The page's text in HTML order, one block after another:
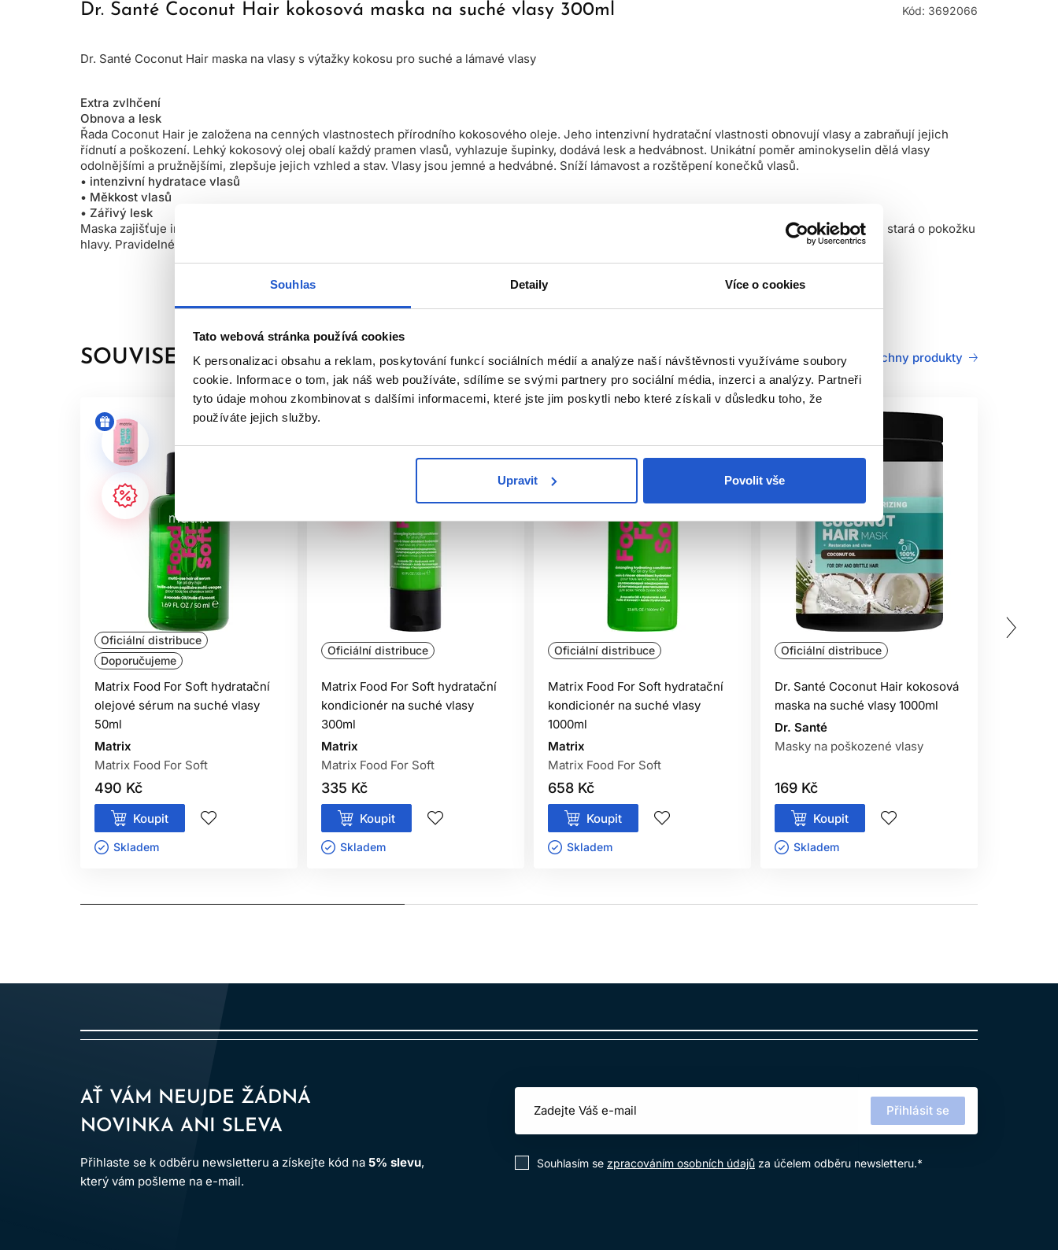
Souhlas Detaily Více o cookies
Tato webová stránka používá cookies
K personalizaci obsahu a reklam, poskytování funkcí sociálních médií a analýze naší návštěvnosti využíváme soubory
cookie. Informace o tom, jak náš web používáte, sdílíme se svými partnery pro sociální média, inzerci a analýzy. Partneři
tyto údaje mohou zkombinovat s dalšími informacemi, které jste jim poskytli nebo které získali v důsledku toho, že
používáte jejich služby.
Upravit Povolit vše
Dr. Santé Coconut Hair kokosová maska na suché vlasy 300ml Kód: 3692066
Dr. Santé Coconut Hair maska na vlasy s výtažky kokosu pro suché a lámavé vlasy
Extra zvlhčení
Obnova a lesk
Řada Coconut Hair je založena na cenných vlastnostech přírodního kokosového oleje. Jeho intenzivní hydratační vlastnosti obnovují vlasy a zabraňují jejich
řídnutí a poškození. Lehký kokosový olej obalí každý pramen vlasů, vyhlazuje šupinky, dodává lesk a hedvábnost. Unikátní poměr aminokyselin dělá vlasy
odolnějšími a pružnějšími, zlepšuje jejich vzhled a stav. Vlasy jsou jemné a hedvábné. Sníží lámavost a rozštěpení konečků vlasů.
• intenzivní hydratace vlasů
• Měkkost vlasů
• Zářivý lesk
Maska zajišťuje intenzivní výživu oslabených, poškozených, nadměrně suchých vlasů. Dodává vlasům zdravý vzhled. Kokosový olej se skutečně stará o pokožku
hlavy. Pravidelné používání masky pomáhá obnovit vlasy.
SOUVISEJÍCÍ PRODUKTY Všechny produkty
Oficiální distribuce
Doporučujeme
Matrix Food For Soft hydratační
olejové sérum na suché vlasy
50ml
Matrix
Matrix Food For Soft
490 Kč
Koupit
Skladem ㅤ
Oficiální distribuce
Matrix Food For Soft hydratační
kondicionér na suché vlasy
300ml
Matrix
Matrix Food For Soft
335 Kč
Koupit
Skladem ㅤ
Oficiální distribuce
Matrix Food For Soft hydratační
kondicionér na suché vlasy
1000ml
Matrix
Matrix Food For Soft
658 Kč
Koupit
Skladem ㅤ
Oficiální distribuce
Dr. Santé Coconut Hair kokosová
maska na suché vlasy 1000ml
Dr. Santé
Masky na poškozené vlasy
169 Kč
Koupit
Skladem ㅤ
AŤ VÁM NEUJDE ŽÁDNÁ
NOVINKA ANI SLEVA
Přihlaste se k odběru newsletteru a získejte kód na 5% slevu,
který vám pošleme na e-mail.
Přihlásit se
Souhlasím se zpracováním osobních údajů za účelem odběru newsletteru.*